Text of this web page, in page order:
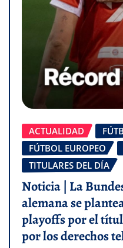
ACTUALIDAD
FÚTBOL EUROPEO
TITULARES DEL DÍA
Noticia | La
alemana se
playoffs por el
por los derechos